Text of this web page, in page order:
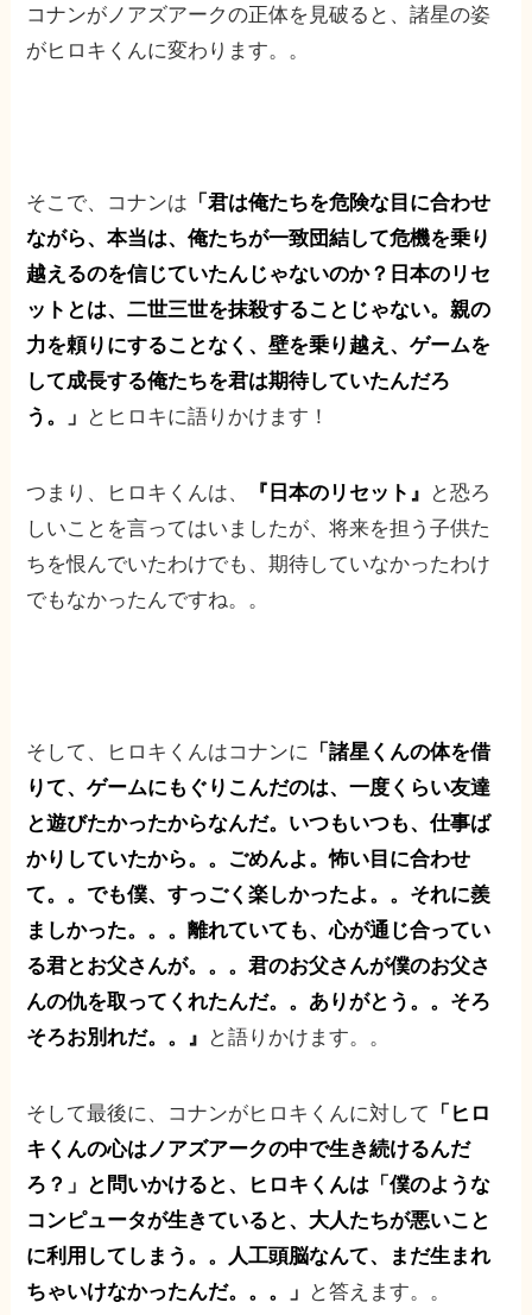
コナンがノアズアークの正体を見破ると、諸星の姿
がヒロキくんに変わります。。
そこで、コナンは 「君は俺たちを危険な目に合わせ
ながら、本当は、俺たちが一致団結して危機を乗り
越えるのを信じていたんじゃないのか？日本のリセ
ットとは、二世三世を抹殺することじゃない。親の
力を頼りにすることなく、壁を乗り越え、ゲームを
して成長する俺たちを君は期待していたんだろ
う。」
とヒロキに語りかけます！
つまり、ヒロキくんは、 『日本のリセット』
と恐ろ
しいことを言ってはいましたが、将来を担う子供た
ちを恨んでいたわけでも、期待していなかったわけ
でもなかったんですね。。
そして、ヒロキくんはコナンに 「諸星くんの体を借
りて、ゲームにもぐりこんだのは、一度くらい友達
と遊びたかったからなんだ。いつもいつも、仕事ば
かりしていたから。。ごめんよ。怖い目に合わせ
て。。でも僕、すっごく楽しかったよ。。それに羨
ましかった。。。離れていても、心が通じ合ってい
る君とお父さんが。。。君のお父さんが僕のお父さ
んの仇を取ってくれたんだ。。ありがとう。。そろ
そろお別れだ。。』
と語りかけます。。
そして最後に、コナンがヒロキくんに対して
「ヒロ
キくんの心はノアズアークの中で生き続けるんだ
ろ？」と問いかけると、ヒロキくんは「僕のような
コンピュータが生きていると、大人たちが悪いこと
に利用してしまう。。人工頭脳なんて、まだ生まれ
ちゃいけなかったんだ。。。」
と答えます。。